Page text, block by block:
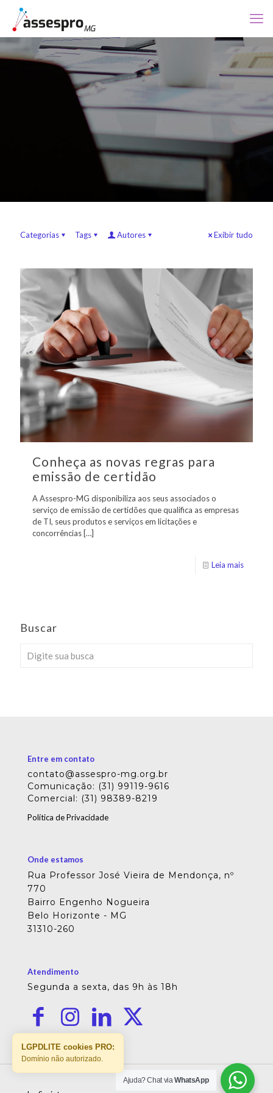
Categorias Tags Autores Exibir tudo
Conheça as novas regras para
emissão de certidão
A Assespro-MG disponibiliza aos seus associados o
serviço de emissão de certidões que qualifica as empresas
de TI, seus produtos e serviços em licitações e
concorrências […]
Leia mais
Buscar
Entre em contato
contato@assespro-mg.org.br
Comunicação: (31) 99119-9616
Comercial: (31) 98389-8219
Política de Privacidade
Onde estamos
Rua Professor José Vieira de Mendonça, nº
770
Bairro Engenho Nogueira
Belo Horizonte - MG
31310-260
Atendimento
Segunda a sexta, das 9h às 18h
Ajuda? Chat viaWhatsApp
LGPDLITE cookies PRO:
Domínio não autorizado.